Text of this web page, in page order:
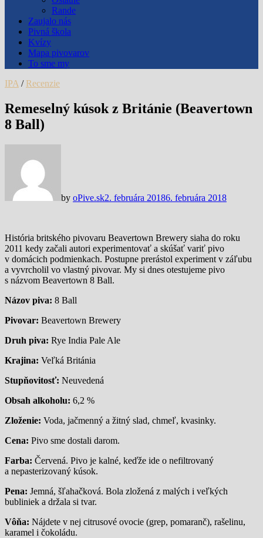
Rande
Zaujalo nás
Pivná škola
Kvízy
Mapa pivovarov
To sme my
IPA / Recenzie
Remeselný kúsok z Británie (Beavertown
8 Ball)
by oPive.sk2. februára 20186. februára 2018
História britského pivovaru Beavertown Brewery siaha do roku
2011 kedy začali autori experimentovať a skúšať variť pivo
v domácich podmienkach. Postupne prerástol experiment v záľubu
a vyvrcholil vo vlastný pivovar. My si dnes otestujeme pivo
s názvom Beavertown 8 Ball.
Názov piva: 8 Ball
Pivovar: Beavertown Brewery
Druh piva: Rye India Pale Ale
Krajina: Veľká Británia
Stupňovitosť: Neuvedená
Obsah alkoholu: 6,2 %
Zloženie: Voda, jačmenný a žitný slad, chmeľ, kvasinky.
Cena: Pivo sme dostali darom.
Farba: Červená. Pivo je kalné, keďže ide o nefiltrovaný
a nepasterizovaný kúsok.
Pena: Jemná, šľahačková. Bola zložená z malých i veľkých
bubliniek a držala si tvar.
Vôňa: Nájdete v nej citrusové ovocie (grep, pomaranč), rašelinu,
karamel i čokoládu.